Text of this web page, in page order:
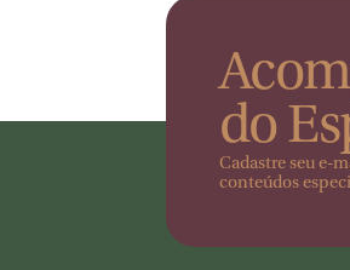
do
Cadastre seu e-
conteúdos